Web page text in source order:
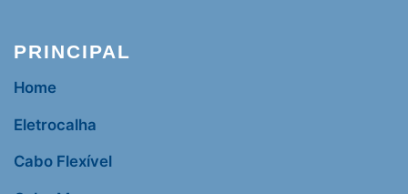
PRINCIPAL
Home
Eletrocalha
Cabo Flexível